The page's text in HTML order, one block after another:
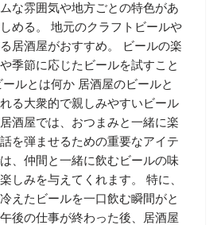
な雰囲気や地方ごとの特色があ
める。 地元のクラフトビールや
居酒屋がおすすめ。 ビールの楽
季節に応じたビールを試すこと
ルとは何か 居酒屋のビールと
る大衆的で親しみやすいビール
酒屋では、おつまみと一緒に楽
を弾ませるための重要なアイテ
、仲間と一緒に飲むビールの味
しみを与えてくれます。 特に、
えたビールを一口飲む瞬間がと
後の仕事が終わった後、居酒屋